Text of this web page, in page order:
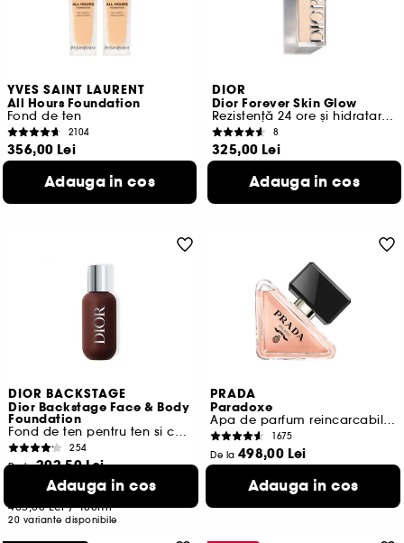
YVES SAINT LAURENT
All Hours Foundation
Fond de ten
2104
356,00 Lei
1.424,00 Lei
21 variante disponibile
Adauga in cos
DIOR
Dior Forever Skin Glow
Rezistență 24 ore și hidratare 48 ore
8
325,00 Lei
1.625,00 Lei
45 variante disponibile
Adauga in cos
DIOR BACKSTAGE
Dior Backstage Face & Body
Foundation
Fond de ten pentru ten si corp
254
De la202,50 Lei
Cel mai mic pret:254,00 Lei
405,00 Lei /100ml
20 variante disponibile
Adauga in cos
PRADA
Paradoxe
Apa de parfum reincarcabila femei
1675
De la 498,00 Lei
1.660,00 Lei
4 variante disponibile
Adauga in cos